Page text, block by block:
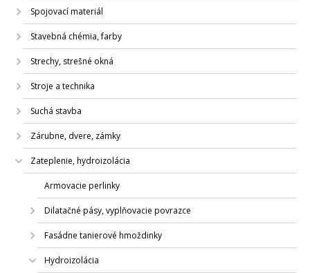
Spojovací materiál
Stavebná chémia, farby
Strechy, strešné okná
Stroje a technika
Suchá stavba
Zárubne, dvere, zámky
Zateplenie, hydroizolácia
Armovacie perlinky
Dilatačné pásy, vyplňovacie povrazce
Fasádne tanierové hmoždinky
Hydroizolácia